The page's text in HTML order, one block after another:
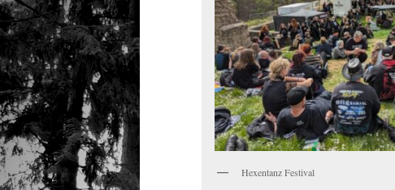
Hexentanz Festival